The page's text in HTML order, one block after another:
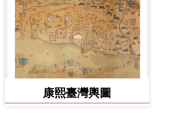
康熙臺灣輿圖